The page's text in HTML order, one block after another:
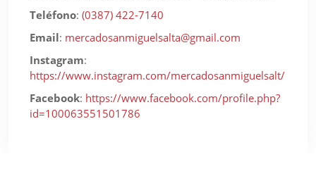
Teléfono: (0387) 422-7140
Email: mercadosanmiguelsalta@gmail.com
Instagram:
https://www.instagram.com/mercadosanmiguelsalt/
Facebook: https://www.facebook.com/profile.php?
id=100063551501786